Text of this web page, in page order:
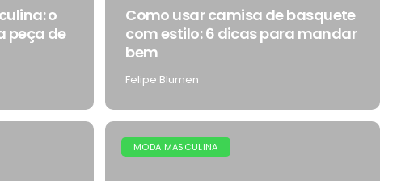
o
peça de
Como usar camisa de basquete
com estilo: 6 dicas para mandar
bem
Felipe Blumen
MODA MASCULINA